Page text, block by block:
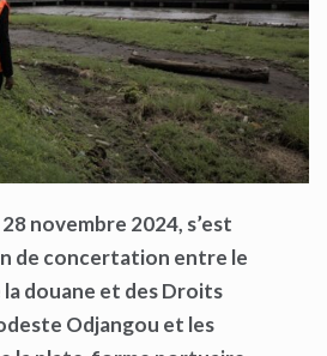
novembre 2024, s’est
de concertation entre le
douane et des Droits
Odjangou et les